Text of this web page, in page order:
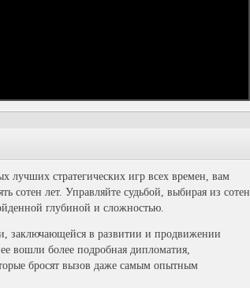
стратегических игр всех времен, вам
сотен лет. Управляйте судьбой, выбирая из сотен
глубиной и сложностью.
заключающейся в развитии и продвижении
вошли более подробная дипломатия,
бросят вызов даже самым опытным